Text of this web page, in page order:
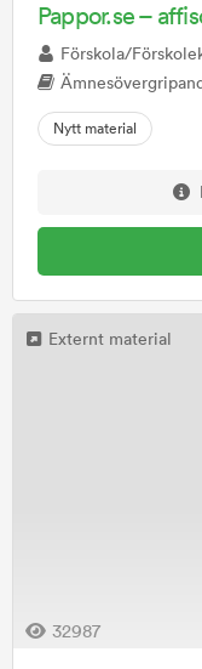
Pappor.se –
Förskola/Förskoleklass, 1-3, 4-
Nytt material
Externt material
32987